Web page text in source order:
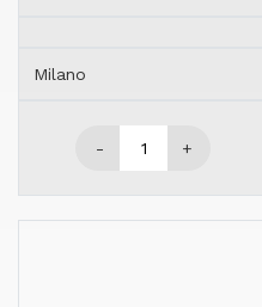
Milano
- +